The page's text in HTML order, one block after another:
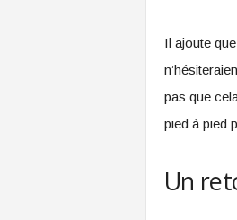
Il ajoute
pas que
pied à pied
Un